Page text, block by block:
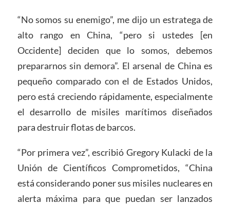
“No somos su enemigo”, me dijo un estratega de
alto rango en China, “pero si ustedes [en
Occidente] deciden que lo somos, debemos
prepararnos sin demora”. El arsenal de China es
pequeño comparado con el de Estados Unidos,
pero está creciendo rápidamente, especialmente
el desarrollo de misiles marítimos diseñados
para destruir flotas de barcos.
“Por primera vez”, escribió Gregory Kulacki de la
Unión de Científicos Comprometidos, “China
está considerando poner sus misiles nucleares en
alerta máxima para que puedan ser lanzados